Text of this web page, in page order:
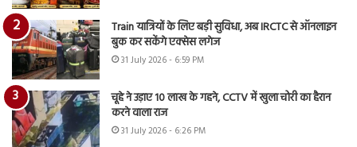
Train यात्रियों के लिए बड़ी सुविधा, अब IRCTC से ऑनलाइन
बुक कर सकेंगे एक्सेस लगेज
31 July 2026 - 6:59 PM
चूहे ने उड़ाए 10 लाख के गहने, CCTV में खुला चोरी का हैरान
करने वाला राज
31 July 2026 - 6:26 PM